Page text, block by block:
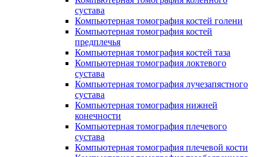
сустава
Компьютерная томография костей голени
Компьютерная томография костей
предплечья
Компьютерная томография костей таза
Компьютерная томография локтевого
сустава
Компьютерная томография лучезапястного
сустава
Компьютерная томография нижней
конечности
Компьютерная томография плечевого
сустава
Компьютерная томография плечевой кости